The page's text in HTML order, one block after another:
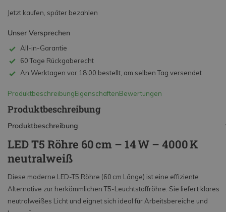
Jetzt kaufen, später bezahlen
Unser Versprechen
All-in-Garantie
60 Tage Rückgaberecht
An Werktagen vor 18:00 bestellt, am selben Tag versendet
ProduktbeschreibungEigenschaftenBewertungen
Produktbeschreibung
Produktbeschreibung
LED T5 Röhre 60 cm – 14 W – 4000 K
neutralweiß
Diese moderne LED-T5 Röhre (60 cm Länge) ist eine effiziente
Alternative zur herkömmlichen T5-Leuchtstoffröhre. Sie liefert klares
neutralweißes Licht und eignet sich ideal für Arbeitsbereiche und